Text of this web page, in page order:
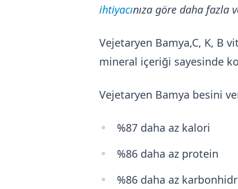
ihtiyacınıza göre daha fazla
Vejetaryen Bamya,C, K, B
mineral içeriği sayesinde
Vejetaryen Bamya besini
%87 daha az kalori
%86 daha az protein
%86 daha az